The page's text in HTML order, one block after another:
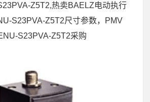
Z5T2,热卖BAELZ电动执行
S23PVA-Z5T2尺寸参数，PMV
S23PVA-Z5T2采购